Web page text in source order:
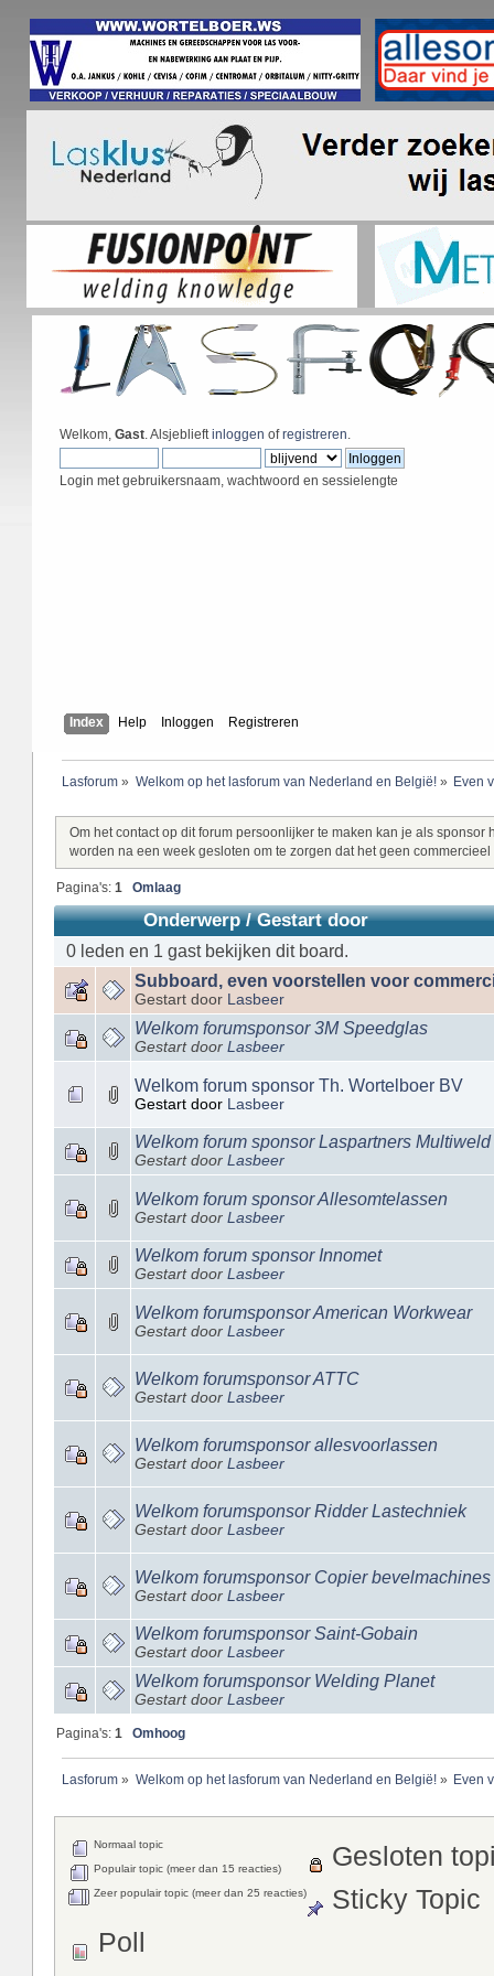
Welkom, Gast. Alsjeblieftinloggen ofregistreren.
Login met gebruikersnaam, wachtwoord en sessielengte
Index Help Inloggen Registreren
Lasforum» Welkom op het lasforum van Nederland en België!» Even
Om het contact op dit forum persoonlijker te maken kan je als
worden na een week gesloten om te zorgen dat het geen
Pagina's:1 Omlaag
Onderwerp/Gestart door
0 leden en 1 gast bekijken dit board.
Subboard, even voorstellen voor
Gestart door Lasbeer
Welkom forumsponsor 3M Speedglas
Gestart door Lasbeer
Welkom forum sponsor Th. Wortelboer BV
Gestart door Lasbeer
Welkom forum sponsor Laspartners Multiweld
Gestart door Lasbeer
Welkom forum sponsor Allesomtelassen
Gestart door Lasbeer
Welkom forum sponsor Innomet
Gestart door Lasbeer
Welkom forumsponsor American Workwear
Gestart door Lasbeer
Welkom forumsponsor ATTC
Gestart door Lasbeer
Welkom forumsponsor allesvoorlassen
Gestart door Lasbeer
Welkom forumsponsor Ridder Lastechniek
Gestart door Lasbeer
Welkom forumsponsor Copier bevelmachines
Gestart door Lasbeer
Welkom forumsponsor Saint-Gobain
Gestart door Lasbeer
Welkom forumsponsor Welding Planet
Gestart door Lasbeer
Pagina's:1 Omhoog
Lasforum» Welkom op het lasforum van Nederland en België!» Even
Normaal topic
Populair topic (meer dan 15 reacties)
Zeer populair topic (meer dan 25 reacties)
Gesloten
Sticky Topic
Poll